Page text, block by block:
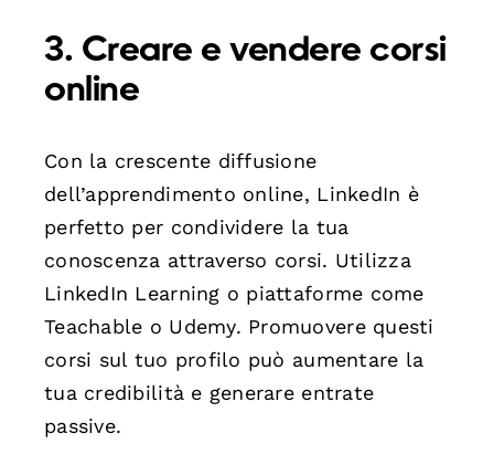
3. Creare e vendere corsi
online
Con la crescente diffusione
dell’apprendimento online, LinkedIn è
perfetto per condividere la tua
conoscenza attraverso corsi. Utilizza
LinkedIn Learning o piattaforme come
Teachable o Udemy. Promuovere questi
corsi sul tuo profilo può aumentare la
tua credibilità e generare entrate
passive.